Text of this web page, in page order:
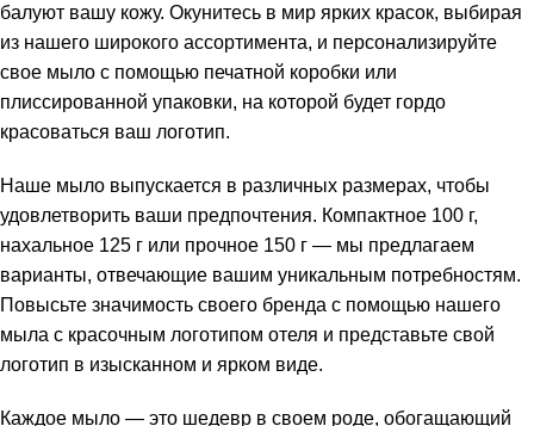
балуют вашу кожу. Окунитесь в мир ярких красок, выбирая
из нашего широкого ассортимента, и персонализируйте
свое мыло с помощью печатной коробки или
плиссированной упаковки, на которой будет гордо
красоваться ваш логотип.
Наше мыло выпускается в различных размерах, чтобы
удовлетворить ваши предпочтения. Компактное 100 г,
нахальное 125 г или прочное 150 г — мы предлагаем
варианты, отвечающие вашим уникальным потребностям.
Повысьте значимость своего бренда с помощью нашего
мыла с красочным логотипом отеля и представьте свой
логотип в изысканном и ярком виде.
Каждое мыло — это шедевр в своем роде, обогащающий